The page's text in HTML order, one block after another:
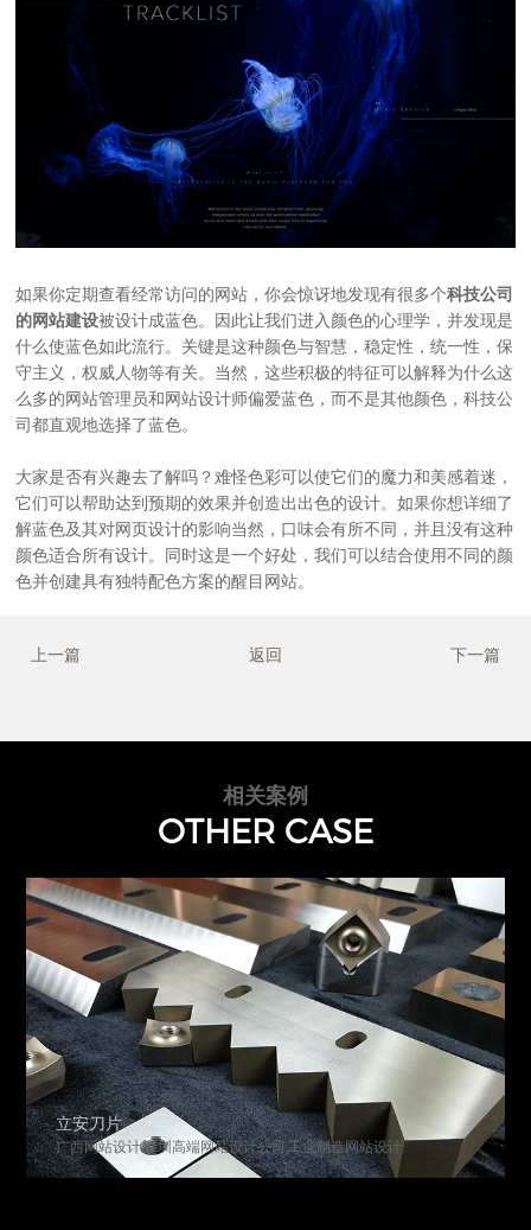
如果你定期查看经常访问的网站，你会惊讶地发现有很多个科技公司
的网站建设被设计成蓝色。因此让我们进入颜色的心理学，并发现是
什么使蓝色如此流行。关键是这种颜色与智慧，稳定性，统一性，保
守主义，权威人物等有关。当然，这些积极的特征可以解释为什么这
么多的网站管理员和网站设计师偏爱蓝色，而不是其他颜色，科技公
司都直观地选择了蓝色。
大家是否有兴趣去了解吗？难怪色彩可以使它们的魔力和美感着迷，
它们可以帮助达到预期的效果并创造出出色的设计。如果你想详细了
解蓝色及其对网页设计的影响当然，口味会有所不同，并且没有这种
颜色适合所有设计。同时这是一个好处，我们可以结合使用不同的颜
色并创建具有独特配色方案的醒目网站。
上一篇 下一篇
返回
相关案例
OTHER CASE
立安刀片
广西网站设计,深圳高端网站设计公司,工业制造网站设计